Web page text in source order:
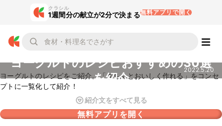
クラシル
1週間分の献立が2分で決まる無料アプリで開く
ヨーグルトのレシピおすすめの30選
を紹介
2022.5.20
ヨーグルトのレシピをご紹介。「きちんとおいしく作れる」をコンセ
プトに一覧化して紹介！
紹介文をすべて見る
無料アプリを開く